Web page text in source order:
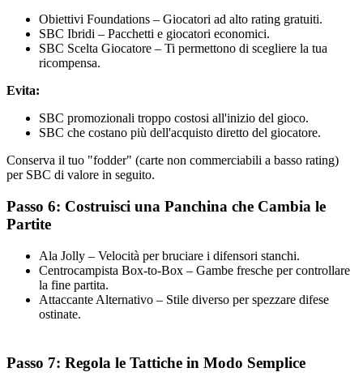
Obiettivi Foundations – Giocatori ad alto rating gratuiti.
SBC Ibridi – Pacchetti e giocatori economici.
SBC Scelta Giocatore – Ti permettono di scegliere la tua
ricompensa.
Evita:
SBC promozionali troppo costosi all'inizio del gioco.
SBC che costano più dell'acquisto diretto del giocatore.
Conserva il tuo "fodder" (carte non commerciabili a basso rating)
per SBC di valore in seguito.
Passo 6: Costruisci una Panchina che Cambia le
Partite
Ala Jolly – Velocità per bruciare i difensori stanchi.
Centrocampista Box-to-Box – Gambe fresche per controllare
la fine partita.
Attaccante Alternativo – Stile diverso per spezzare difese
ostinate.
Passo 7: Regola le Tattiche in Modo Semplice